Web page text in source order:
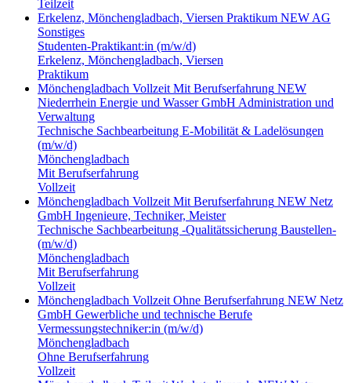
Teilzeit
Erkelenz, Mönchengladbach, Viersen Praktikum NEW AG
Sonstiges
Studenten-Praktikant:in (m/w/d)
Erkelenz, Mönchengladbach, Viersen
Praktikum
Mönchengladbach Vollzeit Mit Berufserfahrung NEW
Niederrhein Energie und Wasser GmbH Administration und
Verwaltung
Technische Sachbearbeitung E-Mobilität & Ladelösungen
(m/w/d)
Mönchengladbach
Mit Berufserfahrung
Vollzeit
Mönchengladbach Vollzeit Mit Berufserfahrung NEW Netz
GmbH Ingenieure, Techniker, Meister
Technische Sachbearbeitung -Qualitätssicherung Baustellen-
(m/w/d)
Mönchengladbach
Mit Berufserfahrung
Vollzeit
Mönchengladbach Vollzeit Ohne Berufserfahrung NEW Netz
GmbH Gewerbliche und technische Berufe
Vermessungstechniker:in (m/w/d)
Mönchengladbach
Ohne Berufserfahrung
Vollzeit